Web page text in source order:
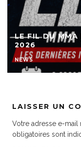
LE FIL DU
2026
NEWS
LAISSER UN
Votre adresse e-mail
obligatoires sont